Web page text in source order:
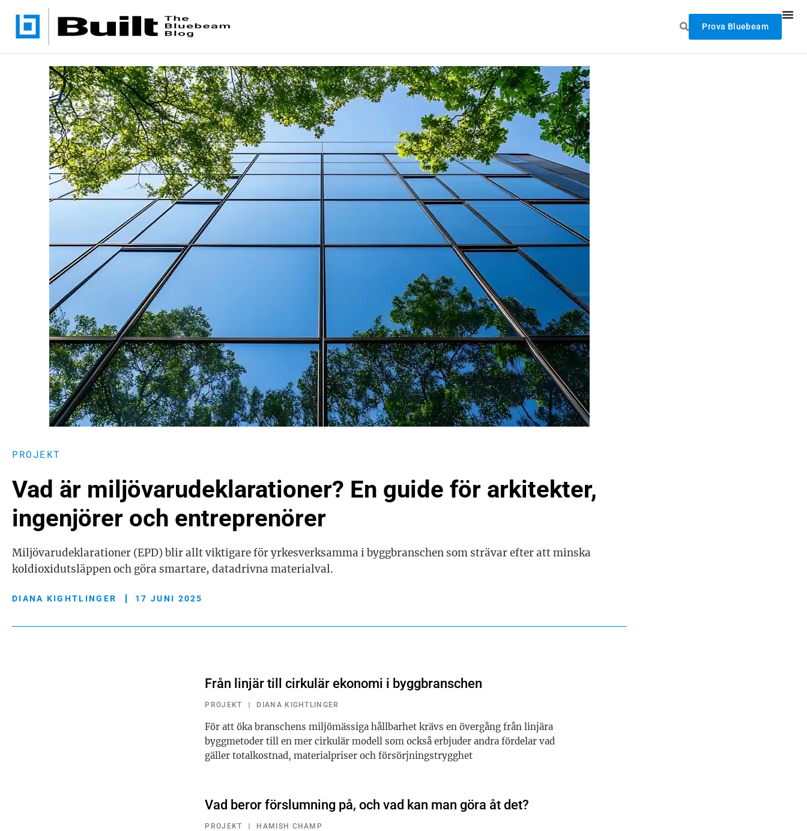
Prova Bluebeam
PROJEKT
Vad är miljövarudeklarationer? En guide för arkitekter,
ingenjörer och entreprenörer
Miljövarudeklarationer (EPD) blir allt viktigare för yrkesverksamma i byggbranschen som strävar efter att minska
koldioxidutsläppen och göra smartare, datadrivna materialval.
DIANA KIGHTLINGER 17 JUNI 2025
Från linjär till cirkulär ekonomi i byggbranschen
PROJEKT DIANA KIGHTLINGER
För att öka branschens miljömässiga hållbarhet krävs en övergång från linjära
byggmetoder till en mer cirkulär modell som också erbjuder andra fördelar vad
gäller totalkostnad, materialpriser och försörjningstrygghet
Vad beror förslumning på, och vad kan man göra åt det?
PROJEKT HAMISH CHAMP